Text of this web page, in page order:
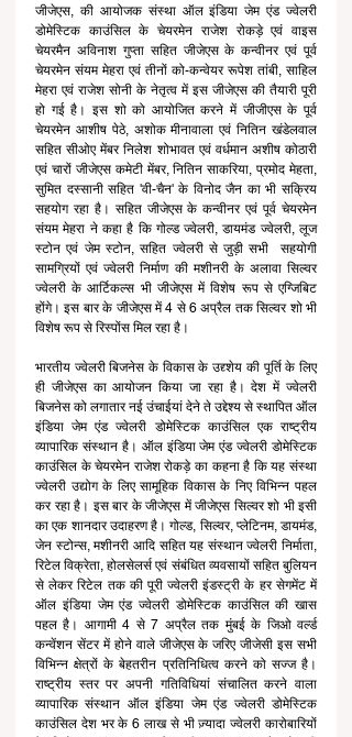
जीजेएस, की आयोजक संस्था ऑल इंडिया जेम एंड ज्वेलरी
डोमेस्टिक काउंसिल के चेयरमेन राजेश रोकड़े एवं वाइस
चेयरमैन अविनाश गुप्ता सहित जीजेएस के कन्वीनर एवं पूर्व
चेयरमेन संयम मेहरा एवं तीनों को-कन्वेयर रूपेश तांबी, साहिल
मेहरा एवं राजेश सोनी के नेतृत्व में इस जीजेएस की तैयारी पूरी
हो गई है। इस शो को आयोजित करने में जीजीएस के पूर्व
चेयरमेन आशीष पेठे, अशोक मीनावाला एवं नितिन खंडेलवाल
सहित सीओए मेंबर निलेश शोभावत एवं वर्धमान अशीष कोठारी
एवं चारों जीजेएस कमेटी मेंबर, नितिन साकरिया, प्रमोद मेहता,
सुमित दस्सानी सहित 'वी-चैन' के विनोद जैन का भी सक्रिय
सहयोग रहा है। सहित जीजेएस के कन्वीनर एवं पूर्व चेयरमेन
संयम मेहरा ने कहा है कि गोल्ड ज्वेलरी, डायमंड ज्वेलरी, लूज
स्टोन एवं जेम स्टोन, सहित ज्वेलरी से जुड़ी सभी  सहयोगी
सामग्रियों एवं ज्वेलरी निर्माण की मशीनरी के अलावा सिल्वर
ज्वेलरी के आर्टिकल्स भी जीजेएस में विशेष रूप से एग्जिबिट
होंगे। इस बार के जीजेएस में 4 से 6 अप्रैल तक सिल्वर शो भी
विशेष रूप से रिस्पोंस मिल रहा है।
भारतीय ज्वेलरी बिजनेस के विकास के उद्द्शेय की पूर्ति के लिए
ही जीजेएस का आयोजन किया जा रहा है। देश में ज्वेलरी
बिजनेस को लगातार नई उंचाईयां देने ते उद्देश्य से स्थापित ऑल
इंडिया जेम एंड ज्वेलरी डोमेस्टिक काउंसिल एक राष्ट्रीय
व्यापारिक संस्थान है। ऑल इंडिया जेम एंड ज्वेलरी डोमेस्टिक
काउंसिल के चेयरमेन राजेश रोकड़े का कहना है कि यह संस्था
ज्वेलरी उद्योग के लिए सामूहिक विकास के निए विभिन्न पहल
कर रहा है। इस बार के जीजेएस में जीजेएस सिल्वर शो भी इसी
का एक शानदार उदाहरण है। गोल्ड, सिल्वर, प्लेटिनम, डायमंड,
जेन स्टोन्स, मशीनरी आदि सहित यह संस्थान ज्वेलरी निर्माता,
रिटेल विक्रेता, होलसेलर्स एवं संबंधित व्यवसायों सहित बुलियन
से लेकर रिटेल तक की पूरी ज्वेलरी इंडस्ट्री के हर सेगमेंट में
ऑल इंडिया जेम एंड ज्वेलरी डोमेस्टिक काउंसिल की खास
पहल है। आगामी 4 से 7 अप्रैल तक मुंबई के जिओ वर्ल्ड
कन्वेंशन सेंटर में होने वाले जीजेएस के जरिए जीजेसी इस सभी
विभिन्न क्षेत्रों के बेहतरीन प्रतिनिधित्व करने को सज्ज है।
राष्ट्रीय स्तर पर अपनी गतिविधियां संचालित करने वाला
व्यापारिक संस्थान ऑल इंडिया जेम एंड ज्वेलरी डोमेस्टिक
काउंसिल देश भर के 6 लाख से भी ज़्यादा ज्वेलरी कारोबारियों